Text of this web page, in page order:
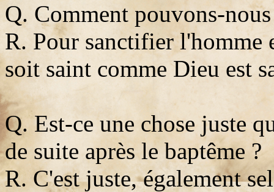
Q. Comment pouvons-
R. Pour sanctifier l'homme
soit saint comme Dieu est
Q. Est-ce une chose juste
de suite après le baptême ?
R. C'est juste, également